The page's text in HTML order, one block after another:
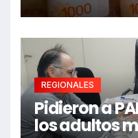
REGIONALES
Pidieron a
los adultos